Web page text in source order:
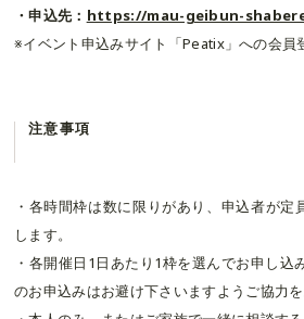
・申込先： https://mau-geibun-
※イベント申込みサイト「Peatix」への会員
注意事項
・各時間枠は数に限りがあり、申込者が定
します。
・各開催日1日あたり1枠を選んでお申し込
のお申込みはお避け下さいますようご協力を